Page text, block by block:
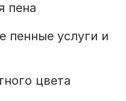
пена
услуги и
цвета